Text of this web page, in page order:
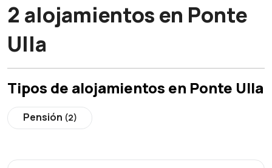
2 alojamientos en Ponte
Ulla
Tipos de alojamientos en Ponte Ulla
Pensión (2)